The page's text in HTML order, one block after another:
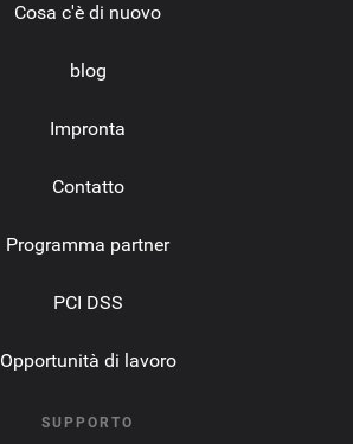
Cosa c'è di nuovo
blog
Impronta
Contatto
Programma partner
PCI DSS
Opportunità di lavoro
SUPPORTO